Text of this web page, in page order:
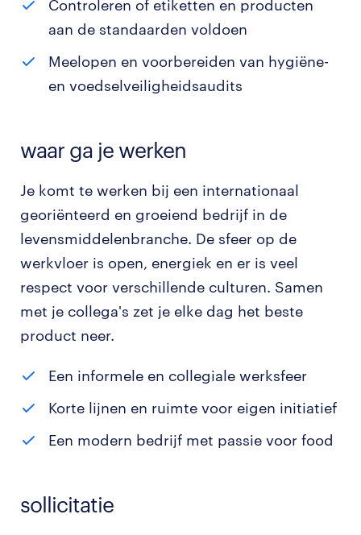
Controleren of etiketten en producten
aan de standaarden voldoen
Meelopen en voorbereiden van hygiëne-
en voedselveiligheidsaudits
waar ga je werken
Je komt te werken bij een internationaal
georiënteerd en groeiend bedrijf in de
levensmiddelenbranche. De sfeer op de
werkvloer is open, energiek en er is veel
respect voor verschillende culturen. Samen
met je collega's zet je elke dag het beste
product neer.
Een informele en collegiale werksfeer
Korte lijnen en ruimte voor eigen initiatief
Een modern bedrijf met passie voor food
sollicitatie